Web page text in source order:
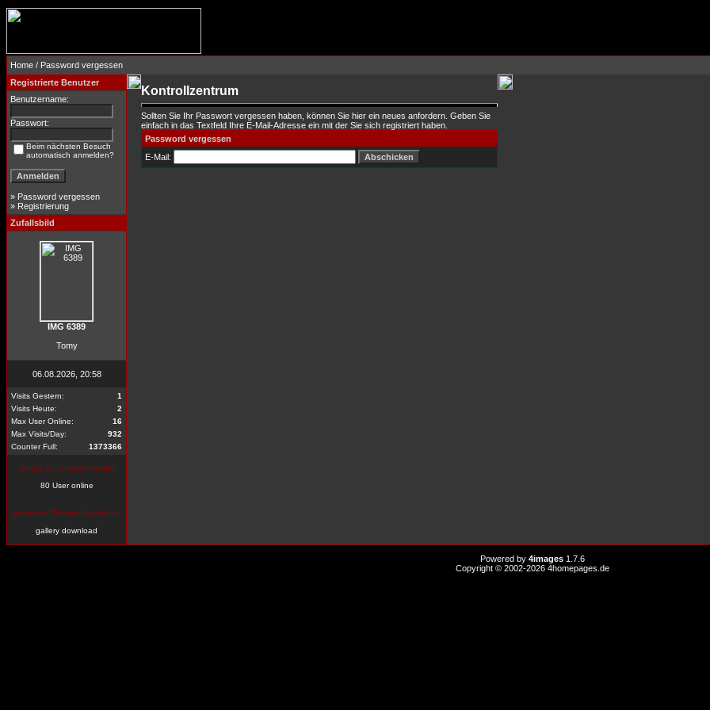
Home / Password vergessen
Registrierte Benutzer
Benutzername:
Passwort:
Beim nächsten Besuch
automatisch anmelden?
» Password vergessen
» Registrierung
Zufallsbild
IMG 6389
Tomy
06.08.2026, 20:58
Visits Gestern:
1
Visits Heute:
2
Max User Online:
16
Max Visits/Day:
932
Counter Full:
1373366
zurück zu Thomas Heydel
80 User online
zurück zu Thomas-Heydel.de
gallery download
Kontrollzentrum
Sollten Sie Ihr Passwort vergessen haben, können Sie hier ein neues anfordern. Geben Sie
einfach in das Textfeld Ihre E-Mail-Adresse ein mit der Sie sich registriert haben.
Password vergessen
E-Mail:
Powered by 4images 1.7.6
Copyright © 2002-2026 4homepages.de